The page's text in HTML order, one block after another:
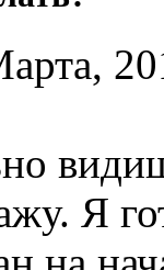
Я